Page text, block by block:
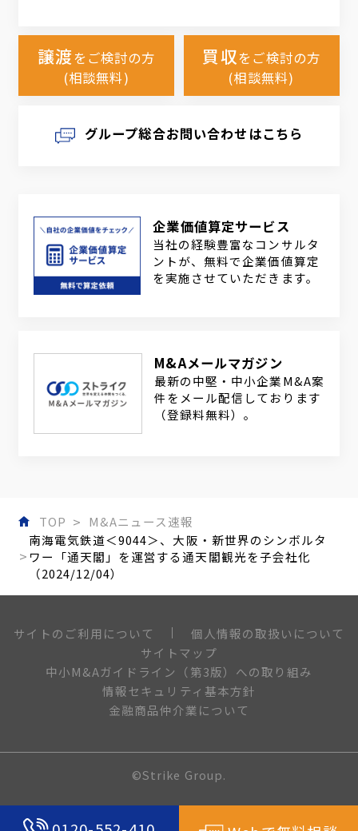
譲渡をご検討の方
(相談無料)
買収をご検討の方
(相談無料)
グループ総合お問い合わせはこちら
企業価値算定サービス
当社の経験豊富なコンサルタ
ントが、無料で企業価値算定
を実施させていただきます。
M&Aメールマガジン
最新の中堅・中小企業M&A案
件をメール配信しております
（登録料無料）。
TOP
M&Aニュース速報
南海電気鉄道＜9044＞、大阪・新世界のシンボルタ
ワー「通天閣」を運営する通天閣観光を子会社化
（2024/12/04）
サイトのご利用について
個人情報の取扱いについて
サイトマップ
中小M&Aガイドライン（第3版）への取り組み
情報セキュリティ基本方針
金融商品仲介業について
©Strike Group.